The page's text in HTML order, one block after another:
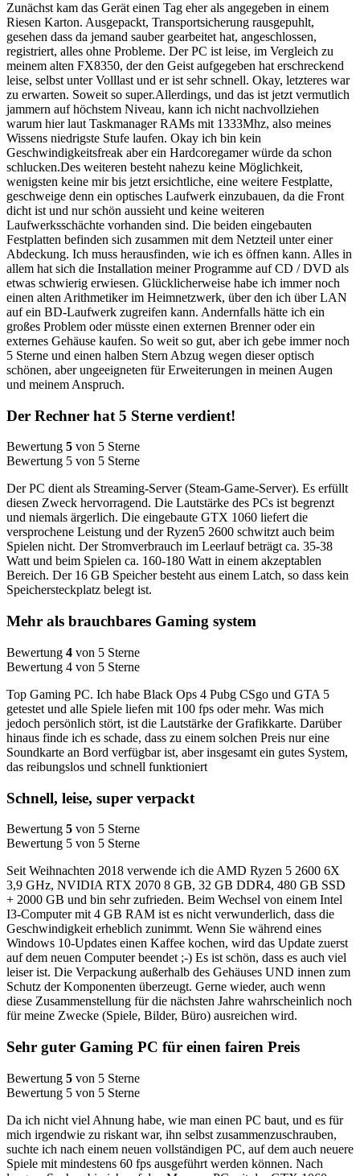
Zunächst kam das Gerät einen Tag eher als angegeben in einem
Riesen Karton. Ausgepackt, Transportsicherung rausgepuhlt,
gesehen dass da jemand sauber gearbeitet hat, angeschlossen,
registriert, alles ohne Probleme. Der PC ist leise, im Vergleich zu
meinem alten FX8350, der den Geist aufgegeben hat erschreckend
leise, selbst unter Volllast und er ist sehr schnell. Okay, letzteres war
zu erwarten. Soweit so super.Allerdings, und das ist jetzt vermutlich
jammern auf höchstem Niveau, kann ich nicht nachvollziehen
warum hier laut Taskmanager RAMs mit 1333Mhz, also meines
Wissens niedrigste Stufe laufen. Okay ich bin kein
Geschwindigkeitsfreak aber ein Hardcoregamer würde da schon
schlucken.Des weiteren besteht nahezu keine Möglichkeit,
wenigsten keine mir bis jetzt ersichtliche, eine weitere Festplatte,
geschweige denn ein optisches Laufwerk einzubauen, da die Front
dicht ist und nur schön aussieht und keine weiteren
Laufwerksschächte vorhanden sind. Die beiden eingebauten
Festplatten befinden sich zusammen mit dem Netzteil unter einer
Abdeckung. Ich muss herausfinden, wie ich es öffnen kann. Alles in
allem hat sich die Installation meiner Programme auf CD / DVD als
etwas schwierig erwiesen. Glücklicherweise habe ich immer noch
einen alten Arithmetiker im Heimnetzwerk, über den ich über LAN
auf ein BD-Laufwerk zugreifen kann. Andernfalls hätte ich ein
großes Problem oder müsste einen externen Brenner oder ein
externes Gehäuse kaufen. So weit so gut, aber ich gebe immer noch
5 Sterne und einen halben Stern Abzug wegen dieser optisch
schönen, aber ungeeigneten für Erweiterungen in meinen Augen
und meinem Anspruch.
Der Rechner hat 5 Sterne verdient!
Bewertung 5 von 5 Sterne
Bewertung 5 von 5 Sterne
Der PC dient als Streaming-Server (Steam-Game-Server). Es erfüllt
diesen Zweck hervorragend. Die Lautstärke des PCs ist begrenzt
und niemals ärgerlich. Die eingebaute GTX 1060 liefert die
versprochene Leistung und der Ryzen5 2600 schwitzt auch beim
Spielen nicht. Der Stromverbrauch im Leerlauf beträgt ca. 35-38
Watt und beim Spielen ca. 160-180 Watt in einem akzeptablen
Bereich. Der 16 GB Speicher besteht aus einem Latch, so dass kein
Speichersteckplatz belegt ist.
Mehr als brauchbares Gaming system
Bewertung 4 von 5 Sterne
Bewertung 4 von 5 Sterne
Top Gaming PC. Ich habe Black Ops 4 Pubg CSgo und GTA 5
getestet und alle Spiele liefen mit 100 fps oder mehr. Was mich
jedoch persönlich stört, ist die Lautstärke der Grafikkarte. Darüber
hinaus finde ich es schade, dass zu einem solchen Preis nur eine
Soundkarte an Bord verfügbar ist, aber insgesamt ein gutes System,
das reibungslos und schnell funktioniert
Schnell, leise, super verpackt
Bewertung 5 von 5 Sterne
Bewertung 5 von 5 Sterne
Seit Weihnachten 2018 verwende ich die AMD Ryzen 5 2600 6X
3,9 GHz, NVIDIA RTX 2070 8 GB, 32 GB DDR4, 480 GB SSD
+ 2000 GB und bin sehr zufrieden. Beim Wechsel von einem Intel
I3-Computer mit 4 GB RAM ist es nicht verwunderlich, dass die
Geschwindigkeit erheblich zunimmt. Wenn Sie während eines
Windows 10-Updates einen Kaffee kochen, wird das Update zuerst
auf dem neuen Computer beendet ;-) Es ist schön, dass es auch viel
leiser ist. Die Verpackung außerhalb des Gehäuses UND innen zum
Schutz der Komponenten überzeugt. Gerne wieder, auch wenn
diese Zusammenstellung für die nächsten Jahre wahrscheinlich noch
für meine Zwecke (Spiele, Bilder, Büro) ausreichen wird.
Sehr guter Gaming PC für einen fairen Preis
Bewertung 5 von 5 Sterne
Bewertung 5 von 5 Sterne
Da ich nicht viel Ahnung habe, wie man einen PC baut, und es für
mich irgendwie zu riskant war, ihn selbst zusammenzuschrauben,
suchte ich nach einem neuen vollständigen PC, auf dem auch neuere
Spiele mit mindestens 60 fps ausgeführt werden können. Nach